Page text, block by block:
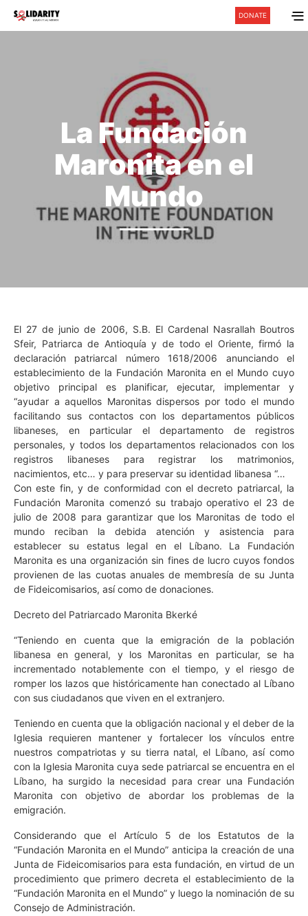
DONATE
La Fundación
Maronita en el
Mundo
El 27 de junio de 2006, S.B. El Cardenal Nasrallah Boutros
Sfeir, Patriarca de Antioquía y de todo el Oriente, firmó la
declaración patriarcal número 1618/2006 anunciando el
establecimiento de la Fundación Maronita en el Mundo cuyo
objetivo principal es planificar, ejecutar, implementar y
“ayudar a aquellos Maronitas dispersos por todo el mundo
facilitando sus contactos con los departamentos públicos
libaneses, en particular el departamento de registros
personales, y todos los departamentos relacionados con los
registros libaneses para registrar los matrimonios,
nacimientos, etc… y para preservar su identidad libanesa “…
Con este fin, y de conformidad con el decreto patriarcal, la
Fundación Maronita comenzó su trabajo operativo el 23 de
julio de 2008 para garantizar que los Maronitas de todo el
mundo reciban la debida atención y asistencia para
establecer su estatus legal en el Líbano. La Fundación
Maronita es una organización sin fines de lucro cuyos fondos
provienen de las cuotas anuales de membresía de su Junta
de Fideicomisarios, así como de donaciones.
Decreto del Patriarcado Maronita Bkerké
“Teniendo en cuenta que la emigración de la población
libanesa en general, y los Maronitas en particular, se ha
incrementado notablemente con el tiempo, y el riesgo de
romper los lazos que históricamente han conectado al Líbano
con sus ciudadanos que viven en el extranjero.
Teniendo en cuenta que la obligación nacional y el deber de la
Iglesia requieren mantener y fortalecer los vínculos entre
nuestros compatriotas y su tierra natal, el Líbano, así como
con la Iglesia Maronita cuya sede patriarcal se encuentra en el
Líbano, ha surgido la necesidad para crear una Fundación
Maronita con objetivo de abordar los problemas de la
emigración.
Considerando que el Artículo 5 de los Estatutos de la
“Fundación Maronita en el Mundo” anticipa la creación de una
Junta de Fideicomisarios para esta fundación, en virtud de un
procedimiento que primero decreta el establecimiento de la
“Fundación Maronita en el Mundo” y luego la nominación de su
Consejo de Administración.